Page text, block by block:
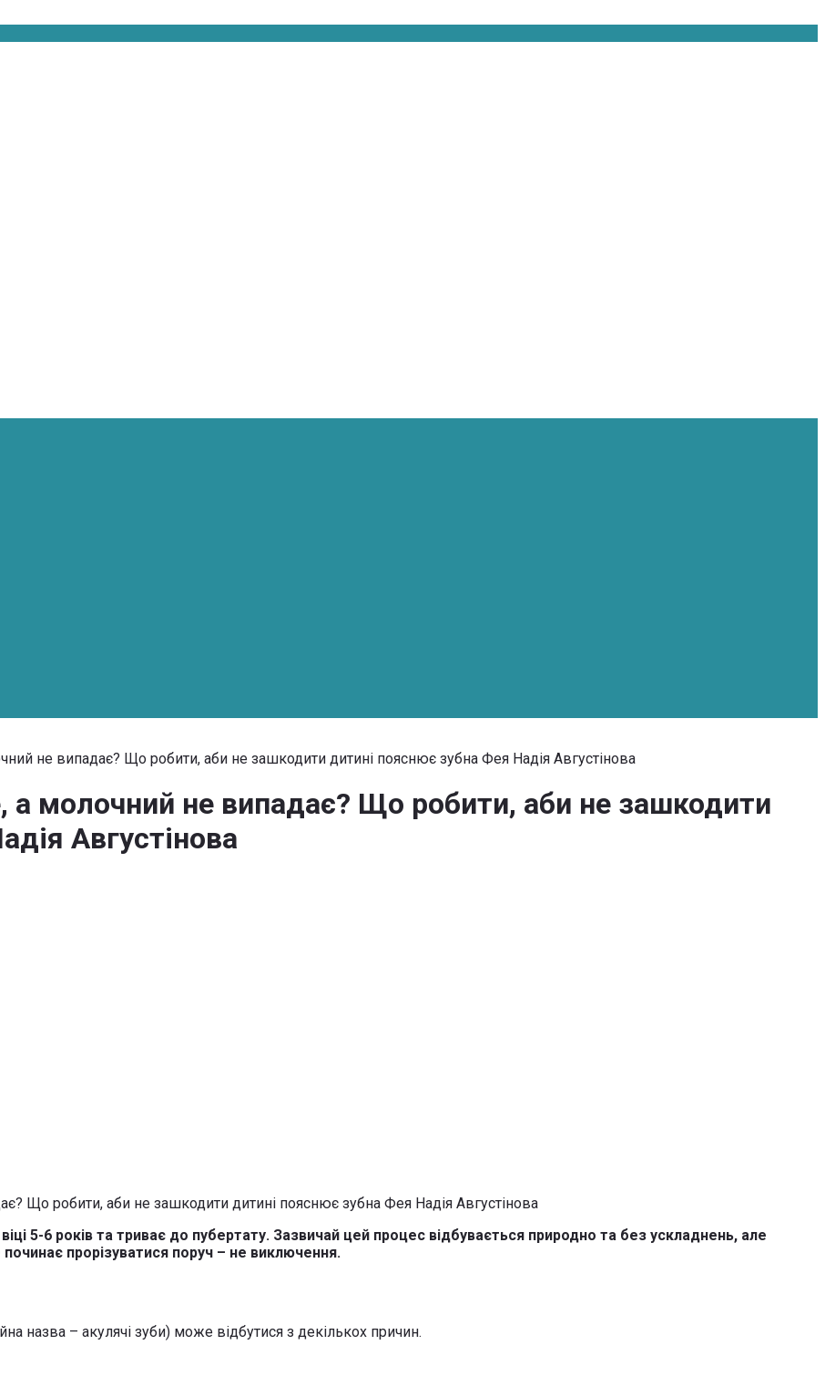
не випадає? Що робити, аби не зашкодити дитині пояснює зубна Фея Надія Августінова
а молочний не випадає? Що робити, аби не зашкодити
Августінова
5-6 років та триває до пубертату. Зазвичай цей процес відбувається природно та без ускладнень, але
прорізуватися поруч – не виключення.
назва – акулячі зуби) може відбутися з декількох причин.